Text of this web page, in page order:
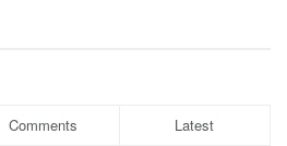
Comments Latest